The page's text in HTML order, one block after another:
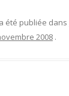
été publiée dans
2008 .